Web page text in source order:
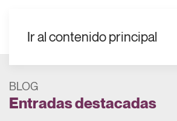
Ir al contenido principal
BLOG
Entradas destacadas